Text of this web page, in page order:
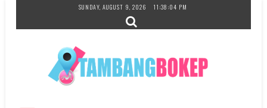
content
SUNDAY, AUGUST 9, 2026 11:38:05 PM